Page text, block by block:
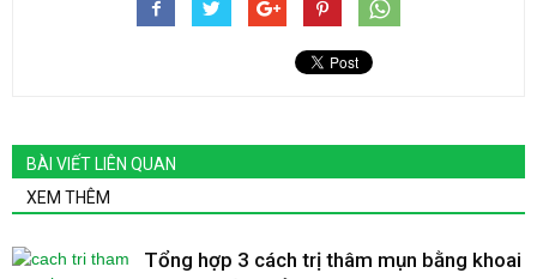
BÀI VIẾT LIÊN QUAN
XEM THÊM
Tổng hợp 3 cách trị thâm mụn bằng khoai